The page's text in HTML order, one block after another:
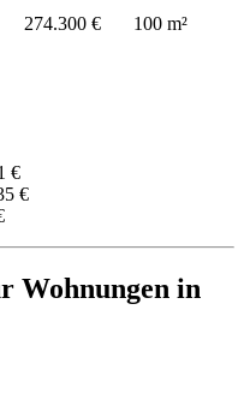
274.300 € 100 m²
€
€
Wohnungen in